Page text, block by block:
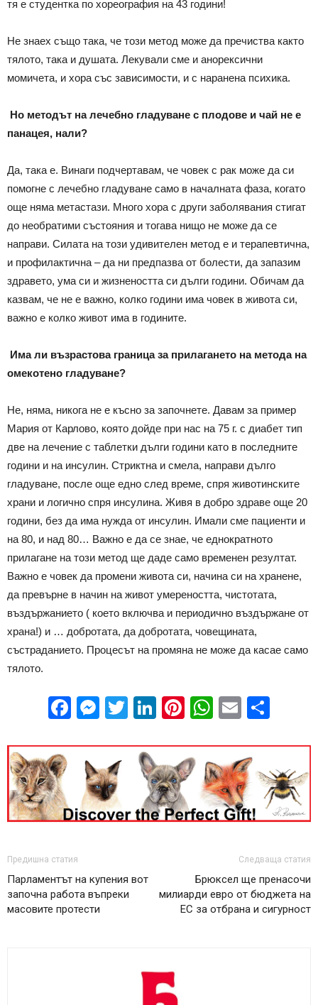
тя е студентка по хореография на 43 години!
Не знаех също така, че този метод може да пречиства както
тялото, така и душата. Лекували сме и анорексични
момичета, и хора със зависимости, и с наранена психика.
Но методът на лечебно гладуване с плодове и чай не е
панацея, нали?
Да, така е. Винаги подчертавам, че човек с рак може да си
помогне с лечебно гладуване само в началната фаза, когато
още няма метастази. Много хора с други заболявания стигат
до необратими състояния и тогава нищо не може да се
направи. Силата на този удивителен метод е и терапевтична,
и профилактична – да ни предпазва от болести, да запазим
здравето, ума си и жизнеността си дълги години. Обичам да
казвам, че не е важно, колко години има човек в живота си,
важно е колко живот има в годините.
Има ли възрастова граница за прилагането на метода на
омекотено гладуване?
Не, няма, никога не е късно за започнете. Давам за пример
Мария от Карлово, която дойде при нас на 75 г. с диабет тип
две на лечение с таблетки дълги години като в последните
години и на инсулин. Стриктна и смела, направи дълго
гладуване, после още едно след време, спря животинските
храни и логично спря инсулина. Живя в добро здраве още 20
години, без да има нужда от инсулин. Имали сме пациенти и
на 80, и над 80… Важно е да се знае, че еднократното
прилагане на този метод ще даде само временен резултат.
Важно е човек да промени живота си, начина си на хранене,
да превърне в начин на живот умереността, чистотата,
въздържанието ( което включва и периодично въздържане от
храна!) и … добротата, да добротата, човещината,
състраданието. Процесът на промяна не може да касае само
тялото.
Facebook
Messenger
Twitter
LinkedIn
Pinterest
WhatsApp
Email
Предишна статия
Парламентът на купения вот
започна работа въпреки
масовите протести
Следваща статия
Брюксел ще пренасочи
милиарди евро от бюджета на
ЕС за отбрана и сигурност